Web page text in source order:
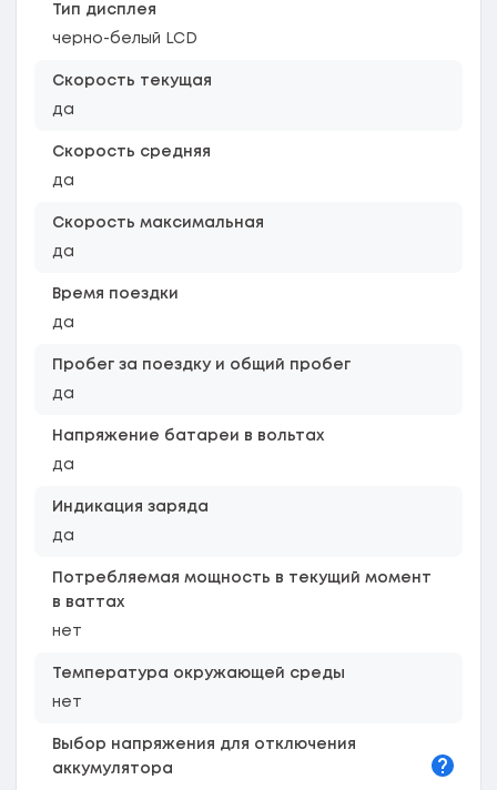
Тип дисплея
черно-белый LCD
Скорость текущая
да
Скорость средняя
да
Скорость максимальная
да
Время поездки
да
Пробег за поездку и общий пробег
да
Напряжение батареи в вольтах
да
Индикация заряда
да
Потребляемая мощность в текущий момент
в ваттах
нет
Температура окружающей среды
нет
Выбор напряжения для отключения
аккумулятора